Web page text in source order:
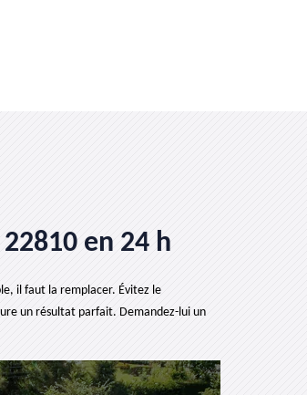
en 24 h
il faut la remplacer. Évitez le
un résultat parfait. Demandez-lui un